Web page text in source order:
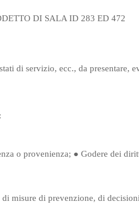
DI SALA ID 283 ED 472
di servizio, ecc., da presentare,
o provenienza; ● Godere dei
misure di prevenzione, di